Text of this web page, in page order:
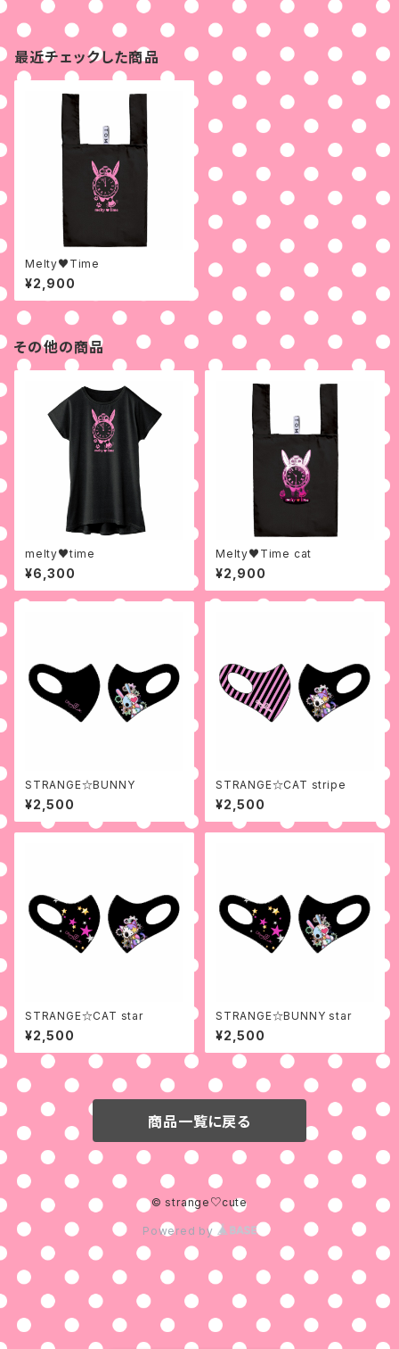
最近チェックした商品
Melty♥Time
¥2,900
その他の商品
melty♥time
¥6,300
Melty♥Time cat
¥2,900
STRANGE☆BUNNY
¥2,500
STRANGE☆CAT stripe
¥2,500
STRANGE☆CAT star
¥2,500
STRANGE☆BUNNY star
¥2,500
商品一覧に戻る
© strange♡cute
Powered by